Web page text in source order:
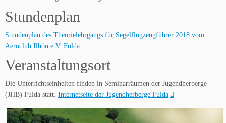
Stundenplan
Stundenplan des Theorielehrgangs für Segelflugzeugführer 2018 vom
Aeroclub Rhön e.V. Fulda
Veranstaltungsort
Die Unterrichtseinheiten finden in Seminarräumen der Jugendherberge
(JHB) Fulda statt. Internetseite der Jugendherberge Fulda